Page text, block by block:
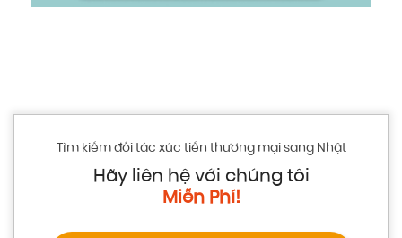
Tìm kiếm đối tác xúc tiến thương mại sang Nhật
Hãy liên hệ với chúng tôi
Miễn Phí!